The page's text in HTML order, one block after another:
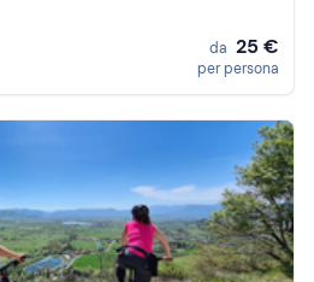
da 25 €
per persona